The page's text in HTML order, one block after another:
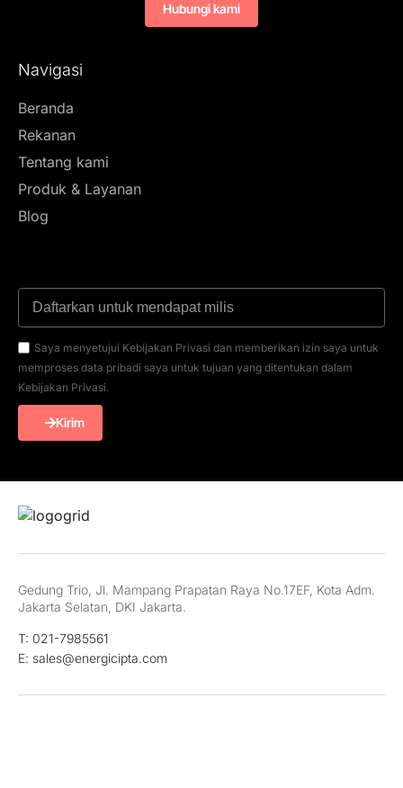
Navigasi
Beranda
Rekanan
Tentang kami
Produk & Layanan
Blog
Saya menyetujui Kebijakan Privasi dan memberikan izin saya untuk
memproses data pribadi saya untuk tujuan yang ditentukan dalam
Kebijakan Privasi.
Kirim
Hubungi kami
Gedung Trio, Jl. Mampang Prapatan Raya No.17EF, Kota Adm.
Jakarta Selatan, DKI Jakarta.
T: 021-7985561
E: sales@energicipta.com